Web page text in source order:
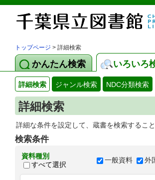
トップページ > 詳細検索
かんたん検索 いろいろ
詳細検索 ジャンル検索 NDC分類検索
詳細検索
詳細な条件を設定して、蔵書を検索すること
検索条件
資料種別
すべて選択
一般資料 外